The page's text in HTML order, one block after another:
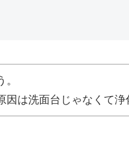
は洗面台じゃなくて浄